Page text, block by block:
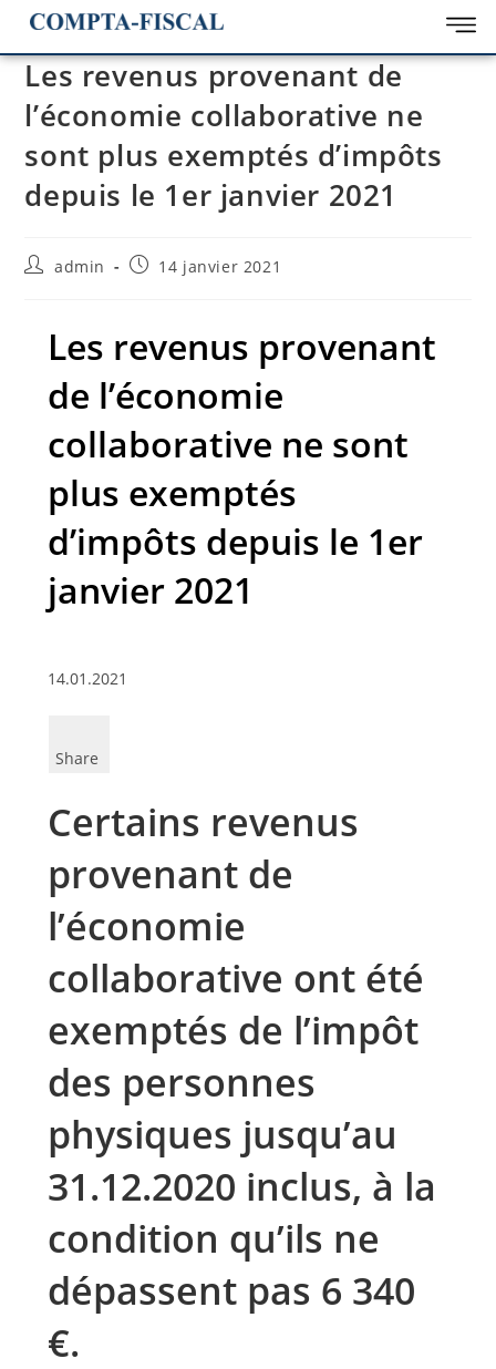
Les revenus provenant de
l’économie collaborative ne
sont plus exemptés d’impôts
depuis le 1er janvier 2021
admin 14 janvier 2021
Les revenus provenant
de l’économie
collaborative ne sont
plus exemptés
d’impôts depuis le 1er
janvier 2021
14.01.2021
Share
Certains revenus
provenant de
l’économie
collaborative ont été
exemptés de l’impôt
des personnes
physiques jusqu’au
31.12.2020 inclus, à la
condition qu’ils ne
dépassent pas 6 340
€.